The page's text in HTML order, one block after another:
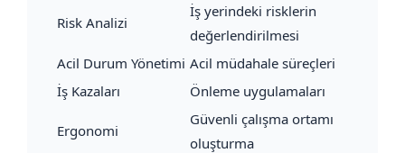
Risk Analizi
İş yerindeki risklerin
değerlendirilmesi
Acil Durum Yönetimi Acil müdahale süreçleri
İş Kazaları
Önleme uygulamaları
Ergonomi
Güvenli çalışma ortamı
oluşturma